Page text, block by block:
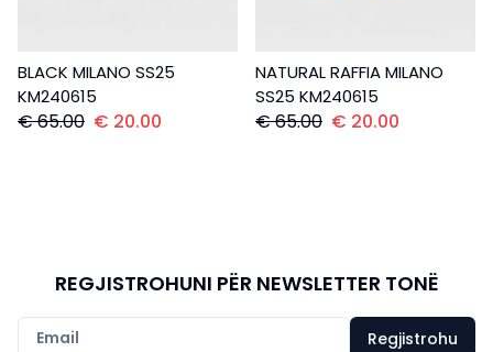
BLACK MILANO SS25
KM240615
€65.00 € 20.00
NATURAL RAFFIA MILANO
SS25 KM240615
€65.00 € 20.00
REGJISTROHUNI PËR NEWSLETTER TONË
Regjistrohu